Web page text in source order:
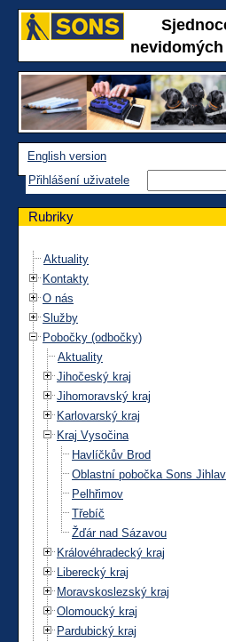
English version
Přihlášení uživatele
Rubriky
Aktuality
Kontakty
O nás
Služby
Pobočky (odbočky)
Aktuality
Jihočeský kraj
Jihomoravský kraj
Karlovarský kraj
Kraj Vysočina
Havlíčkův Brod
Oblastní pobočka Sons
Pelhřimov
Třebíč
Žďár nad Sázavou
Královéhradecký kraj
Liberecký kraj
Moravskoslezský kraj
Olomoucký kraj
Pardubický kraj